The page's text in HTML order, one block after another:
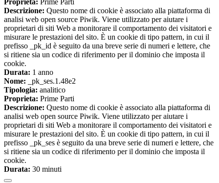
Proprieta: Prime Parti
Descrizione: Questo nome di cookie è associato alla piattaforma di
analisi web open source Piwik. Viene utilizzato per aiutare i
proprietari di siti Web a monitorare il comportamento dei visitatori e
misurare le prestazioni del sito. È un cookie di tipo pattern, in cui il
prefisso _pk_id è seguito da una breve serie di numeri e lettere, che
si ritiene sia un codice di riferimento per il dominio che imposta il
cookie.
Durata: 1 anno
Nome: _pk_ses.1.48e2
Tipologia: analitico
Proprieta: Prime Parti
Descrizione: Questo nome di cookie è associato alla piattaforma di
analisi web open source Piwik. Viene utilizzato per aiutare i
proprietari di siti Web a monitorare il comportamento dei visitatori e
misurare le prestazioni del sito. È un cookie di tipo pattern, in cui il
prefisso _pk_ses è seguito da una breve serie di numeri e lettere, che
si ritiene sia un codice di riferimento per il dominio che imposta il
cookie.
Durata: 30 minuti